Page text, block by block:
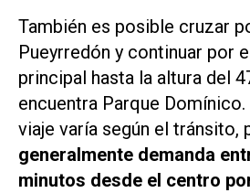
También es posible cruzar
Pueyrredón y continuar por
principal hasta la altura del
encuentra Parque
viaje varía según el tránsito,
generalmente demanda
minutos desde el centro